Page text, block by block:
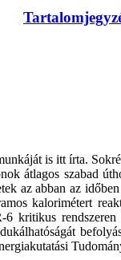
is itt írta.
átlagos szabad
az abban az
kalorimétert
kritikus